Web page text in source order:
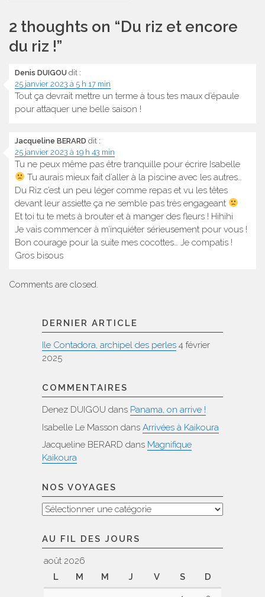
2 thoughts on “Du riz et encore
du riz !”
Denis DUIGOU dit :
25 janvier 2023 à 5 h 17 min
Tout ça devrait mettre un terme à tous tes maux d’épaule
pour attaquer une belle saison !
Jacqueline BERARD dit :
25 janvier 2023 à 19 h 43 min
Tu ne peux même pas être tranquille pour écrire Isabelle
Tu aurais mieux fait d’aller à la piscine avec les autres…
Du Riz c’est un peu léger comme repas et vu les têtes
devant leur assiette ça ne semble pas très engageant
Et toi tu te mets à brouter et à manger des fleurs ! Hihihi
Je vais commencer à m’inquiéter sérieusement pour vous !
Bon courage pour la suite mes cocottes… Je compatis !
Gros bisous
Comments are closed.
DERNIER ARTICLE
Ile Contadora, archipel des perles 4 février
2025
COMMENTAIRES
Denez DUIGOU dans Panama, on arrive !
Isabelle Le Masson dans Arrivées à Kaikoura
Jacqueline BERARD dans Magnifique
Kaikoura
NOS VOYAGES
Nos
AU FIL DES JOURS
août 2026
L
M M J V S
D